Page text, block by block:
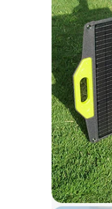
Statii incarcare masini
Media player cu Android
Produse resigilate
Termometre non contact
Aspiratoare robot, piese
Piese de schimb